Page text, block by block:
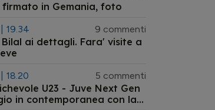
firmato in Gemania, foto
19.34 9 commenti
Bilal ai dettagli. Fara' visite a
18.20 5 commenti
U23 - Juve Next Gen
in contemporanea con la